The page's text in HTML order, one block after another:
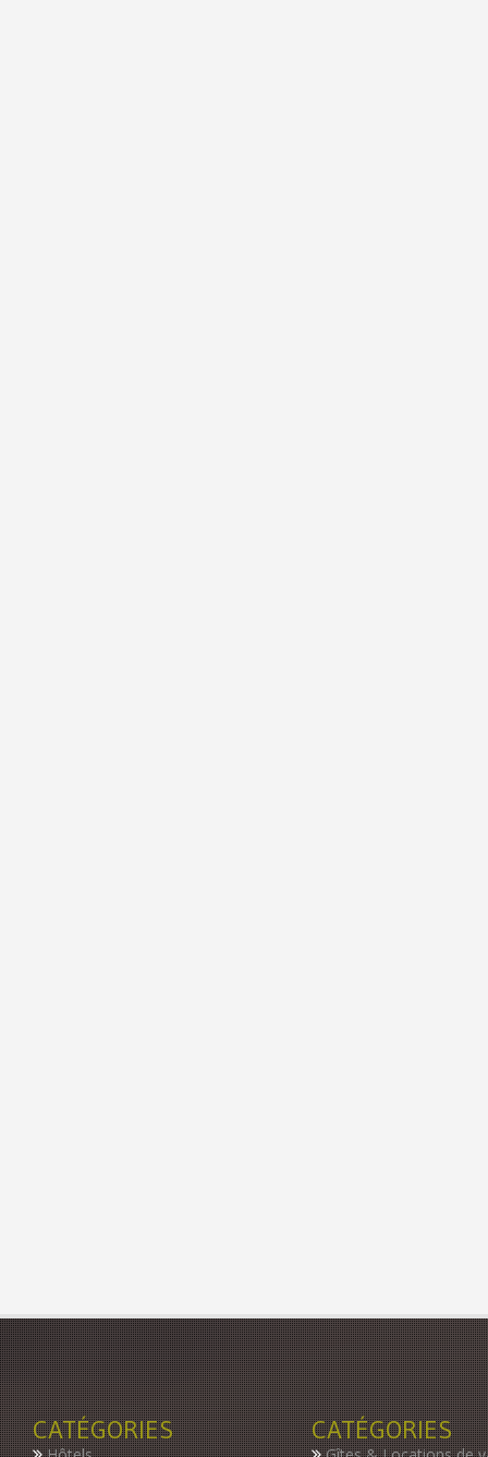
CATÉGORIES CATÉGORIES